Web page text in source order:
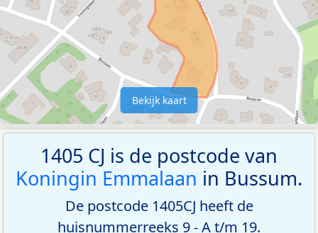
Bekijk kaart
1405 CJ is de postcode van
Koningin Emmalaan in Bussum.
De postcode 1405CJ heeft de
huisnummerreeks 9 - A t/m 19.